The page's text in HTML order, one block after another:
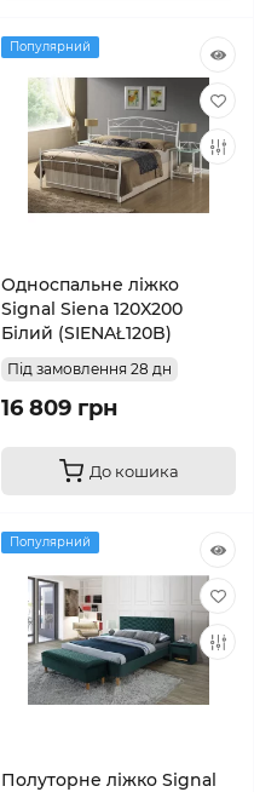
Популярний
Односпальне ліжко
Signal Siena 120X200
Білий (SIENAŁ120B)
Під замовлення 28 дн
16 809 грн
До кошика
Популярний
Полуторне ліжко Signal